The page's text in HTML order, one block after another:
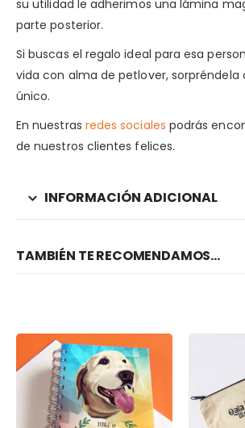
su utilidad le adherimos una lámina
parte posterior.
Si buscas el regalo ideal para esa
vida con alma de petlover, sorpréndela
único.
En nuestras redes sociales podrás
de nuestros clientes felices.
INFORMACIÓN ADICIONAL
TAMBIÉN TE RECOMENDAMOS…